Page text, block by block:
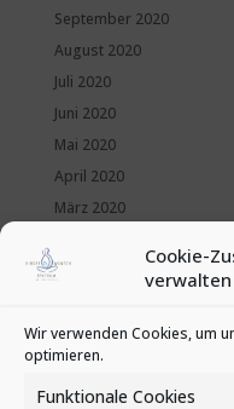
Cookie-
verwalten
Wir verwenden Cookies, um
optimieren.
Funktionale Cookies
September 2020
August 2020
Juli 2020
Juni 2020
Mai 2020
April 2020
März 2020
Januar 2020
Kategorien
News
Veranstaltungen